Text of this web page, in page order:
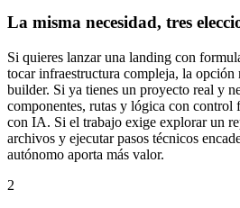
La misma necesidad, tres
Si quieres lanzar una landing con
tocar infraestructura compleja, la opción
builder. Si ya tienes un proyecto real y
componentes, rutas y lógica con control
con IA. Si el trabajo exige explorar un
archivos y ejecutar pasos técnicos
autónomo aporta más valor.
2